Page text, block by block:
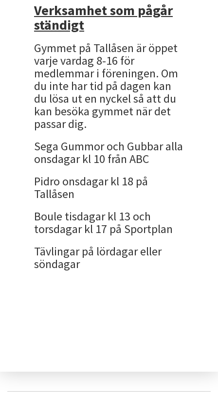
Verksamhet som pågår
ständigt
Gymmet på Tallåsen är öppet
varje vardag 8-16 för
medlemmar i föreningen. Om
du inte har tid på dagen kan
du lösa ut en nyckel så att du
kan besöka gymmet när det
passar dig.
Sega Gummor och Gubbar alla
onsdagar kl 10 från ABC
Pidro onsdagar kl 18 på
Tallåsen
Boule tisdagar kl 13 och
torsdagar kl 17 på Sportplan
Tävlingar på lördagar eller
söndagar